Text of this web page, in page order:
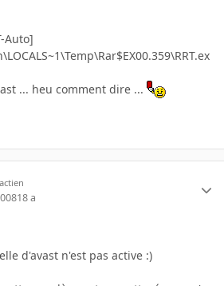
Auto]
... heu comment dire ...
18 a
d'avast n'est pas active :)